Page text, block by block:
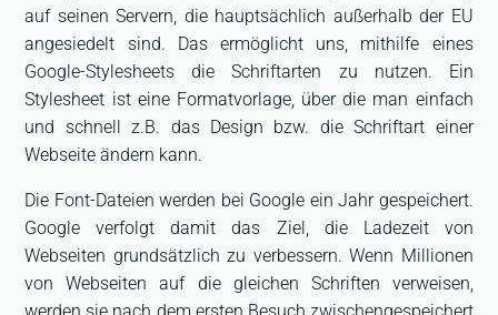
auf seinen Servern, die hauptsächlich außerhalb der EU
angesiedelt sind. Das ermöglicht uns, mithilfe eines
Google-Stylesheets die Schriftarten zu nutzen. Ein
Stylesheet ist eine Formatvorlage, über die man einfach
und schnell z.B. das Design bzw. die Schriftart einer
Webseite ändern kann.
Die Font-Dateien werden bei Google ein Jahr gespeichert.
Google verfolgt damit das Ziel, die Ladezeit von
Webseiten grundsätzlich zu verbessern. Wenn Millionen
von Webseiten auf die gleichen Schriften verweisen,